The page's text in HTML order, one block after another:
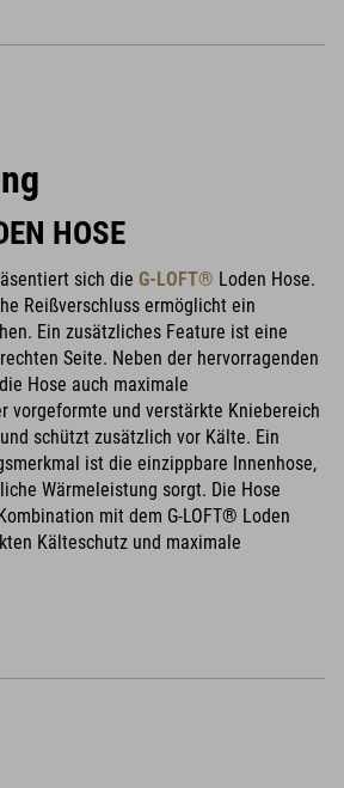
HOSE
sich die G-LOFT® Loden Hose.
Reißverschluss ermöglicht ein
Ein zusätzliches Feature ist eine
Seite. Neben der hervorragenden
Hose auch maximale
vorgeformte und verstärkte Kniebereich
schützt zusätzlich vor Kälte. Ein
ist die einzippbare Innenhose,
Wärmeleistung sorgt. Die Hose
mit dem G-LOFT® Loden
Kälteschutz und maximale